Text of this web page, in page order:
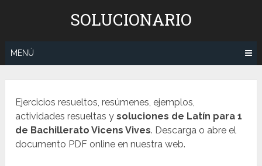
SOLUCIONARIO
MENÚ
Ejercicios resueltos, resúmenes, ejemplos,
actividades resueltas ysoluciones de Latín para 1
de Bachillerato Vicens Vives. Descarga o abre el
documento PDF online en nuestra web.